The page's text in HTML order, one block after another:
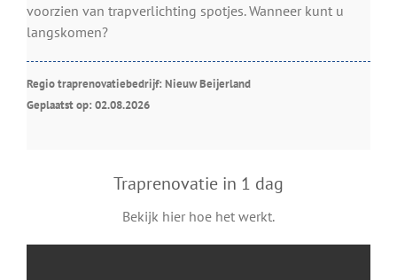
voorzien van trapverlichting spotjes. Wanneer kunt u
langskomen?
Regio traprenovatiebedrijf: Nieuw Beijerland
Geplaatst op: 02.08.2026
Traprenovatie in 1 dag
Bekijk hier hoe het werkt.